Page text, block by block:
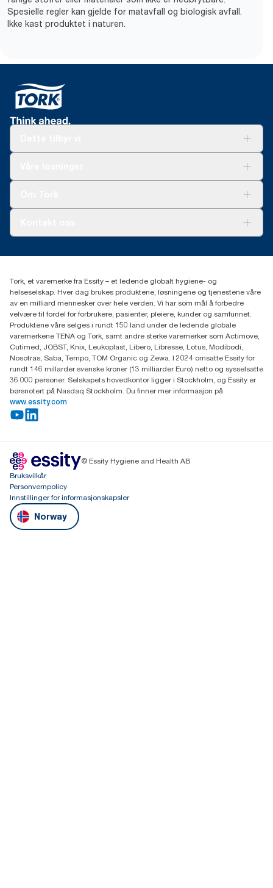
Spesielle regler kan gjelde for matavfall og biologisk avfall.
Ikke kast produktet i naturen.
(+47) 22 70 62 00
Fredrik Selmers vei 6
0603 OSLO
Tork, et varemerke fra Essity – et ledende globalt hygiene- og
helseselskap. Hver dag brukes produktene, løsningene og tjenestene våre
av en milliard mennesker over hele verden. Vi har som mål å forbedre
velvære til fordel for forbrukere, pasienter, pleiere, kunder og samfunnet.
Produktene våre selges i rundt 150 land under de ledende globale
varemerkene TENA og Tork, samt andre sterke varemerker som Actimove,
Cutimed, JOBST, Knix, Leukoplast, Libero, Libresse, Lotus, Modibodi,
Nosotras, Saba, Tempo, TOM Organic og Zewa. I 2024 omsatte Essity for
rundt 146 millarder svenske kroner (13 milliarder Euro) netto og sysselsatte
36 000 personer. Selskapets hovedkontor ligger i Stockholm, og Essity er
børsnotert på Nasdaq Stockholm. Du finner mer informasjon på
www.essity.com
© Essity Hygiene and Health AB
Bruksvilkår
Personvernpolicy
Innstillinger for informasjonskapsler
Norway